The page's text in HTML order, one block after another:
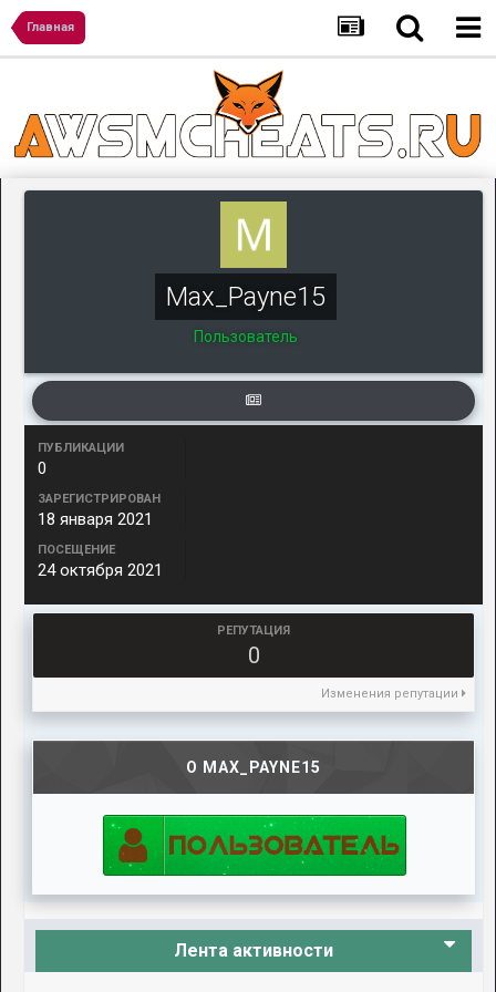
Главная
Max_Payne15
Пользователь
ПУБЛИКАЦИИ
0
ЗАРЕГИСТРИРОВАН
18 января 2021
ПОСЕЩЕНИЕ
24 октября 2021
РЕПУТАЦИЯ
0
Изменения репутации
О MAX_PAYNE15
Лента активности